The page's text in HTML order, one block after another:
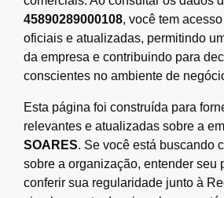
45890289000108, você tem
oficiais e atualizadas, permitindo
da empresa e contribuindo para
conscientes no ambiente de
Esta página foi construída para
relevantes e atualizadas sobre a
SOARES. Se você está buscando
sobre a organização, entender seu
conferir sua regularidade junto à